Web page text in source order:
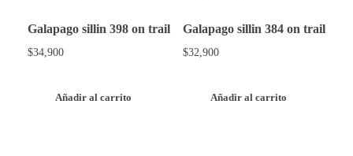
Galapago sillin 398 on trail
$34,900
Añadir al carrito
Galapago sillin 384 on trail
$32,900
Añadir al carrito